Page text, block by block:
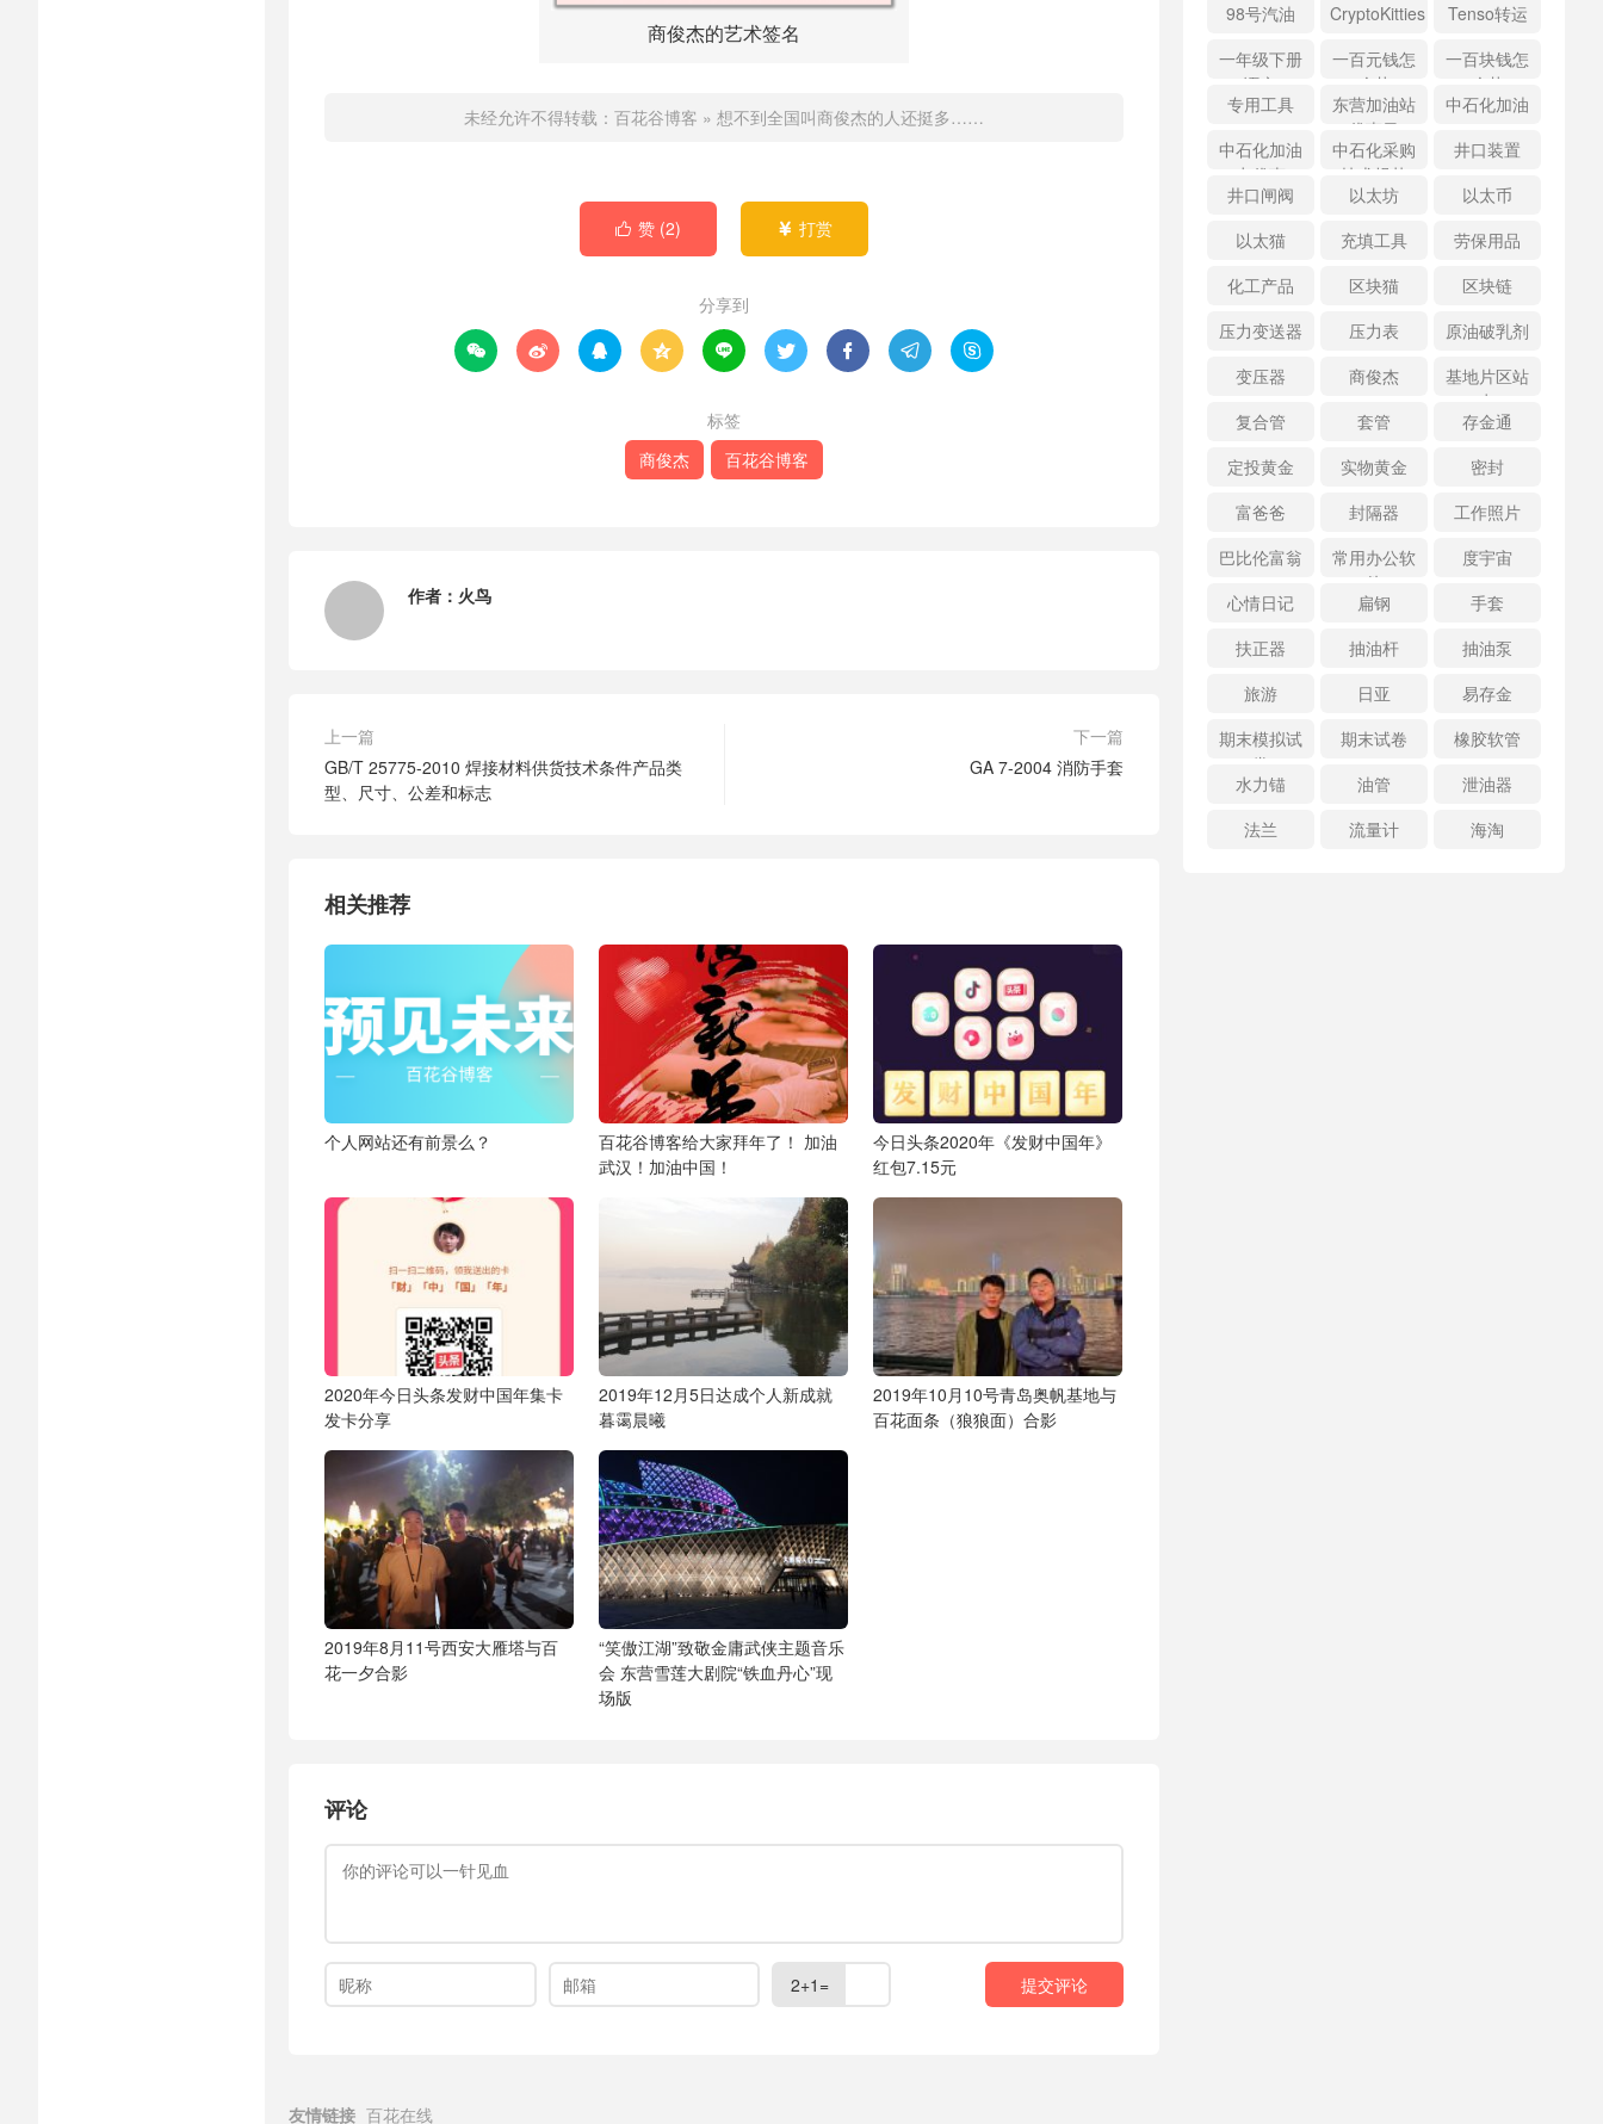
商俊杰的艺术签名
未经允许不得转载： 百花谷博客 » 想不到全国叫商俊杰的人还挺多……
 赞 (2)  打赏
分享到
        
标签
商俊杰
百花谷博客
作者： 火鸟
上一篇
GB/T 25775-2010 焊接材料供货技术条件产品类
型、尺寸、公差和标志
下一篇
GA 7-2004 消防手套
相关推荐
个人网站还有前景么？ 百花谷博客给大家拜年了！ 加油
武汉！加油中国！
今日头条2020年《发财中国年》
红包7.15元
2020年今日头条发财中国年集卡
发卡分享
2019年12月5日达成个人新成就
暮霭晨曦
2019年10月10号青岛奥帆基地与
百花面条（狼狼面）合影
2019年8月11号西安大雁塔与百
花一夕合影
“笑傲江湖”致敬金庸武侠主题音乐
会 东营雪莲大剧院“铁血丹心”现
场版
评论
2+1=
98号汽油
CryptoKitties
Tenso转运
一年级下册
语文
一百元钱怎
么花
一百块钱怎
么花
专用工具
东营加油站
优惠日
中石化加油
中石化加油
卡优惠
中石化采购
技术规范
井口装置
井口闸阀
以太坊
以太币
以太猫
充填工具
劳保用品
化工产品
区块猫
区块链
压力变送器
压力表
原油破乳剂
变压器
商俊杰
基地片区站
点
复合管
套管
存金通
定投黄金
实物黄金
密封
富爸爸
封隔器
工作照片
巴比伦富翁
常用办公软
件
度宇宙
心情日记
扁钢
手套
扶正器
抽油杆
抽油泵
旅游
日亚
易存金
期末模拟试
卷
期末试卷
橡胶软管
水力锚
油管
泄油器
法兰
流量计 海淘
友情链接 百花在线